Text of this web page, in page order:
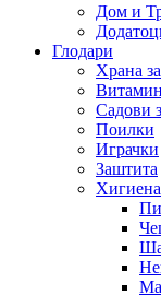
Дом и
Глодари
Храна
Садови
Поилки
Играчки
Заштита